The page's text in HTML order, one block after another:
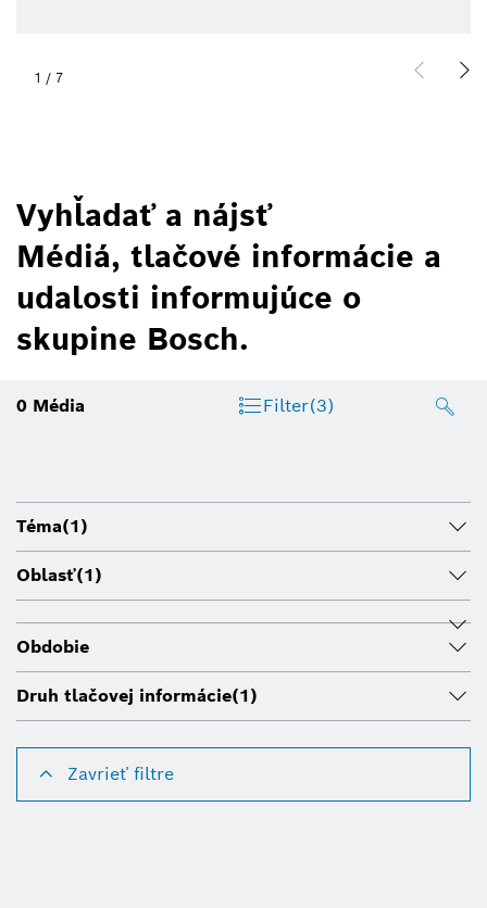
1 / 7
Vyhľadať a nájsť
Médiá, tlačové informácie a
udalosti informujúce o
skupine Bosch.
0 Média Filter(3)
Téma(1)
Oblasť(1)
Obdobie
Druh tlačovej informácie(1)
Zavrieť filtre